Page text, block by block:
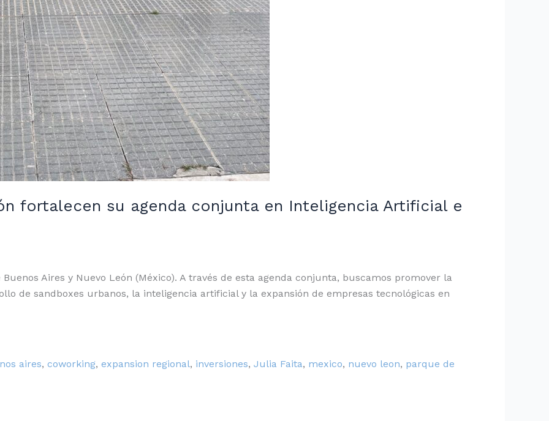
fortalecen su agenda conjunta en Inteligencia Artificial e
Aires y Nuevo León (México). A través de esta agenda conjunta, buscamos promover la
de sandboxes urbanos, la inteligencia artificial y la expansión de empresas tecnológicas en
aires, coworking, expansion regional, inversiones, Julia Faita, mexico, nuevo leon, parque de